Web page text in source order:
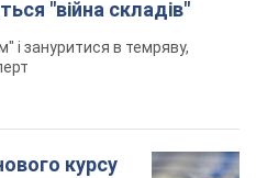
"війна складів"
і зануритися в темряву,
курсу